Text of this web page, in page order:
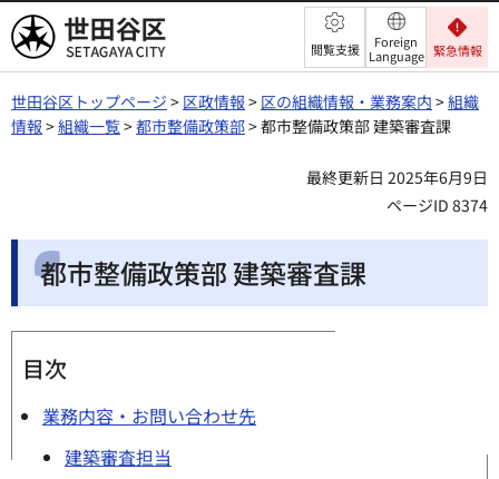
世田谷区 閲覧支援
Foreign
Language 緊急情報
世田谷区トップページ > 区政情報 > 区の組織情報・業務案内 >組織
情報 >組織一覧>都市整備政策部> 都市整備政策部 建築審査課
最終更新日 2025年6月9日
ページID 8374
都市整備政策部 建築審査課
目次
業務内容・お問い合わせ先
建築審査担当